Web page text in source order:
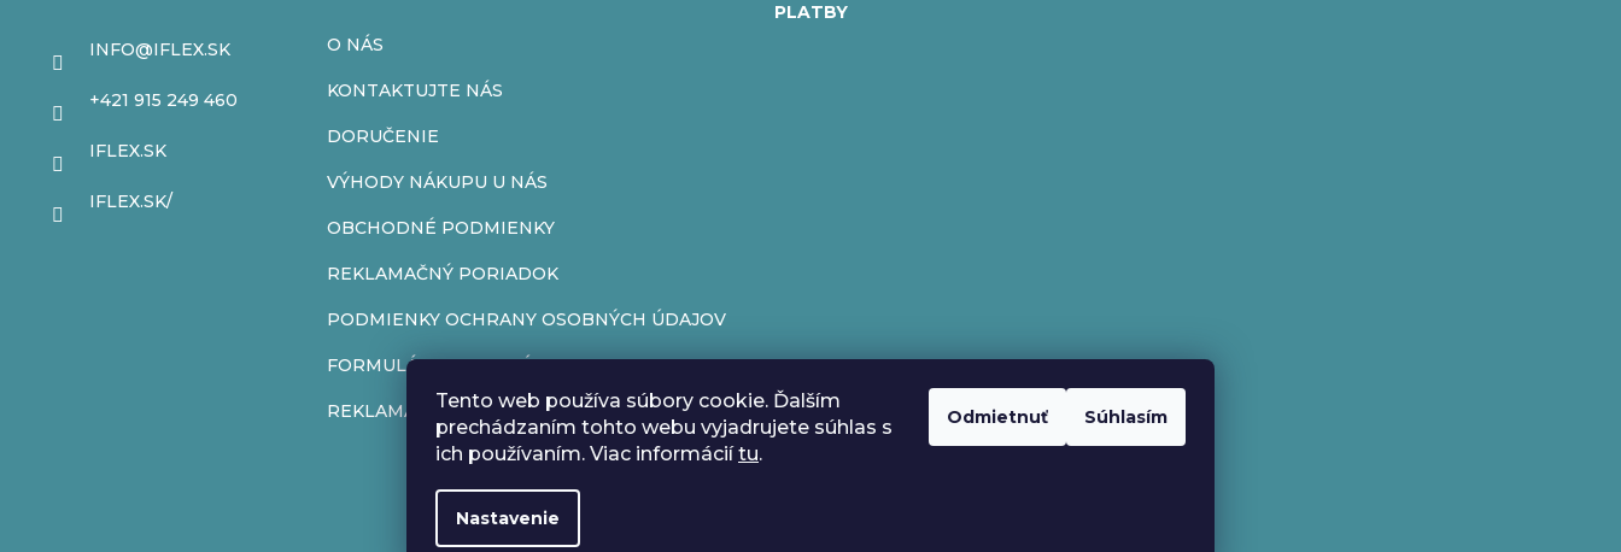
Tento web používa súbory cookie. Ďalším
prechádzaním tohto webu vyjadrujete súhlas s
ich používaním. Viac informáciítu.
Nastavenie
Odmietnuť Súhlasím
INFO@IFLEX.SK
+421 915 249 460
IFLEX.SK
IFLEX.SK/
O NÁS
KONTAKTUJTE NÁS
DORUČENIE
VÝHODY NÁKUPU U NÁS
OBCHODNÉ PODMIENKY
REKLAMAČNÝ PORIADOK
PODMIENKY OCHRANY OSOBNÝCH ÚDAJOV
FORMULÁR NA ODSTÚPENIE OD ZMLUVY
REKLAMAČNÝ FORMULÁR
PLATBY